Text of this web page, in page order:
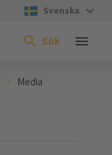
Svenska
Sök
Media